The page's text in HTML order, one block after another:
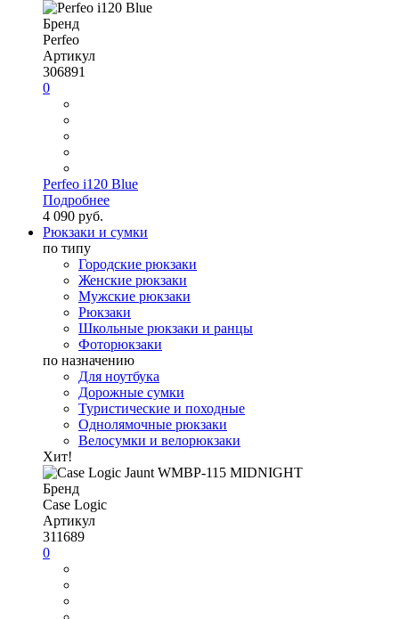
Бренд
Perfeo
Артикул
306891
0
Perfeo i120 Blue
Подробнее
4 090 руб.
Рюкзаки и сумки
по типу
Городские рюкзаки
Женские рюкзаки
Мужские рюкзаки
Рюкзаки
Школьные рюкзаки и ранцы
Фоторюкзаки
по назначению
Для ноутбука
Дорожные сумки
Туристические и походные
Однолямочные рюкзаки
Велосумки и велорюкзаки
Хит!
Бренд
Case Logic
Артикул
311689
0